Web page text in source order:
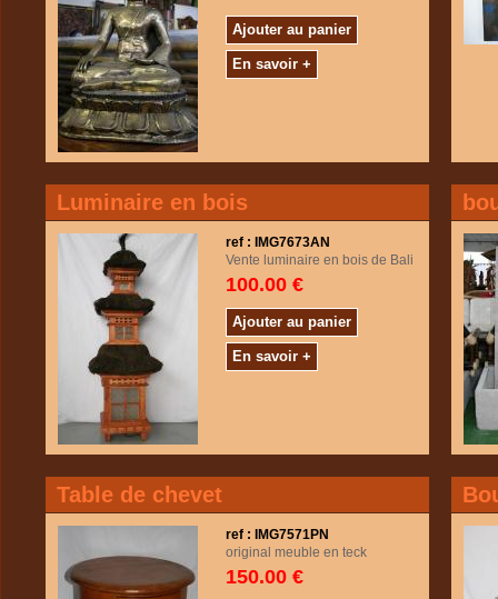
Ajouter au panier
En savoir +
Luminaire en bois
ref : IMG7673AN
Vente luminaire en bois de Bali
100.00 €
Ajouter au panier
En savoir +
Table de chevet
ref : IMG7571PN
original meuble en teck
150.00 €